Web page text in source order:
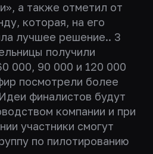
а также отметил от
которая, на его
лучшее решение.. 3
получили
000, 90 000 и 120 000
посмотрели более
финалистов будут
компании и при
участники смогут
по пилотированию